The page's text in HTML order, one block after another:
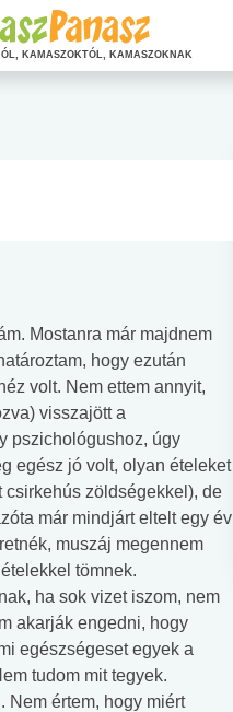
Mostanra már majdnem
hogy ezután
volt. Nem ettem annyit,
visszajött a
pszichológushoz, úgy
egész jó volt, olyan ételeket
csirkehús zöldségekkel), de
már mindjárt eltelt egy év
muszáj megennem
tömnek.
ha sok vizet iszom, nem
akarják engedni, hogy
egészségeset egyek a
tudom mit tegyek.
Nem értem, hogy miért
KAMASZOKTÓL, KAMASZOKNAK